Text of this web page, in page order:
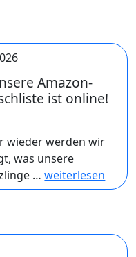
Amazon-
ist online!
wieder werden wir
was unsere
…weiterlesen